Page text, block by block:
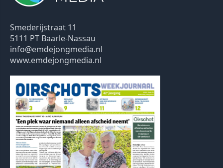
Smederijstraat 11
5111 PT Baarle-Nassau
info@emdejongmedia.nl
www.emdejongmedia.nl